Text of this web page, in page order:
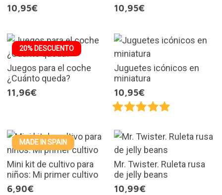
10,95€
10,95€
20% DESCUENTO
Juegos para el coche
¿Cuánto queda?
11,96€
Juguetes icónicos en
miniatura
10,95€
MADE IN SPAIN
Mini kit de cultivo para
niños: Mi primer cultivo
6,90€
Mr. Twister. Ruleta rusa
de jelly beans
10,99€